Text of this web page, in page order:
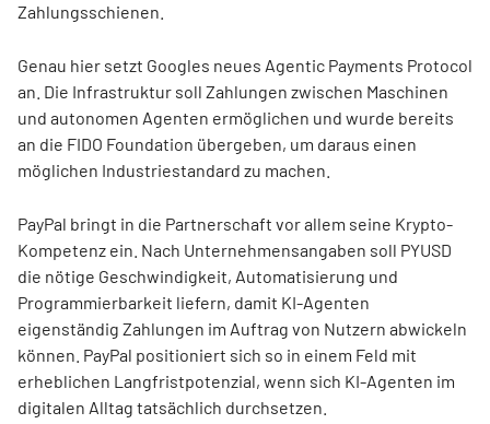
Zahlungsschienen.
Genau hier setzt Googles neues Agentic Payments Protocol
an. Die Infrastruktur soll Zahlungen zwischen Maschinen
und autonomen Agenten ermöglichen und wurde bereits
an die FIDO Foundation übergeben, um daraus einen
möglichen Industriestandard zu machen.
PayPal bringt in die Partnerschaft vor allem seine Krypto-
Kompetenz ein. Nach Unternehmensangaben soll PYUSD
die nötige Geschwindigkeit, Automatisierung und
Programmierbarkeit liefern, damit KI-Agenten
eigenständig Zahlungen im Auftrag von Nutzern abwickeln
können. PayPal positioniert sich so in einem Feld mit
erheblichen Langfristpotenzial, wenn sich KI-Agenten im
digitalen Alltag tatsächlich durchsetzen.